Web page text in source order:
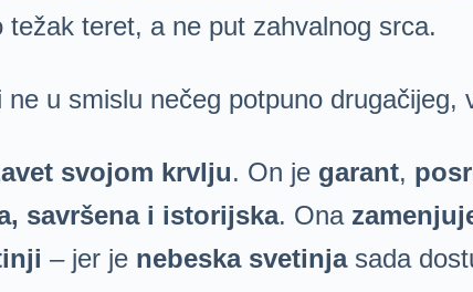
težak teret, a ne put zahvalnog srca.
ne u smislu nečeg potpuno drugačijeg,
svojom krvlju. On je garant,
savršena i istorijska. Ona
– jer je nebeska svetinjasada